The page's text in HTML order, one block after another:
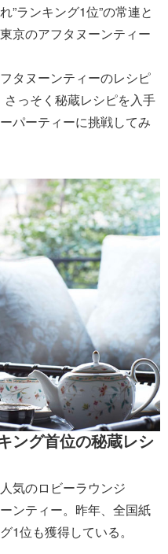
”ランキング1位”の常連と
京のアフタヌーンティー
タヌーンティーのレシピ
っそく秘蔵レシピを入手
パーティーに挑戦してみ
ング首位の秘蔵レシ
気のロビーラウンジ
ンティー。昨年、全国紙
1位も獲得している。